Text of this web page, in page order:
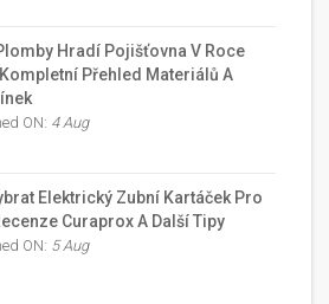
Hradí Pojišťovna V Roce
Přehled Materiálů A
ON: 4 Aug
Elektrický Zubní Kartáček Pro
Curaprox A Další Tipy
ON: 5 Aug